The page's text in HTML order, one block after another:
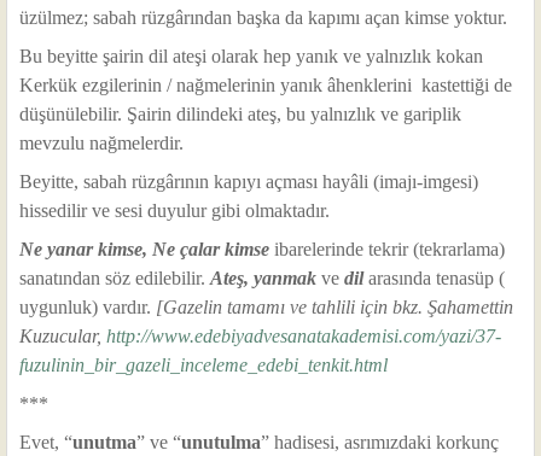
üzülmez; sabah rüzgârından başka da kapımı açan kimse yoktur.
Bu beyitte şairin dil ateşi olarak hep yanık ve yalnızlık kokan
Kerkük ezgilerinin / nağmelerinin yanık âhenklerini kastettiği de
düşünülebilir. Şairin dilindeki ateş, bu yalnızlık ve gariplik
mevzulu nağmelerdir.
Beyitte, sabah rüzgârının kapıyı açması hayâli (imajı-imgesi)
hissedilir ve sesi duyulur gibi olmaktadır.
Ne yanar kimse, Ne çalar kimse ibarelerinde tekrir (tekrarlama)
sanatından söz edilebilir. Ateş, yanmak ve dilarasında tenasüp (
uygunluk) vardır. [Gazelin tamamı ve tahlili için bkz. Şahamettin
Kuzucular, http://www.edebiyadvesanatakademisi.com/yazi/37-
fuzulinin_bir_gazeli_inceleme_edebi_tenkit.html
***
Evet, “unutma” ve “unutulma” hadisesi, asrımızdaki korkunç